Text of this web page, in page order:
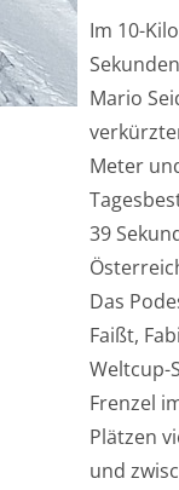
Im 10-
Mario
Meter
39
Das
Faißt,
Weltcup-
Frenzel
Plätzen
und